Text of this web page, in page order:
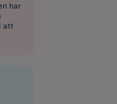
har
att